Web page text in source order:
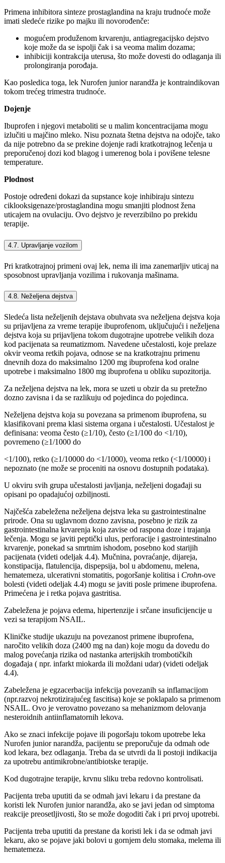
Primena inhibitora sinteze prostaglandina na kraju trudnoće može
imati sledeće rizike po majku ili novorođenče:
mogućem produženom krvarenju, antiagregacijsko dejstvo
koje može da se ispolji čak i sa veoma malim dozama;
inhibiciji kontrakcija uterusa, što može dovesti do odlaganja ili
prolongiranja porođaja.
Kao posledica toga, lek Nurofen junior narandža je kontraindikovan
tokom trećeg trimestra trudnoće.
Dojenje
Ibuprofen i njegovi metaboliti se u malim koncentracijama mogu
izlučiti u majčino mleko. Nisu poznata štetna dejstva na odojče, tako
da nije potrebno da se prekine dojenje radi kratkotrajnog lečenja u
preporučenoj dozi kod blagog i umerenog bola i povišene telesne
temperature.
Plodnost
Postoje određeni dokazi da supstance koje inhibiraju sintezu
ciklooksigenaze/prostaglandina mogu smanjiti plodnost žena
uticajem na ovulaciju. Ovo dejstvo je reverzibilno po prekidu
terapije.
4.7. Upravljanje vozilom
Pri kratkotrajnoj primeni ovaj lek, nema ili ima zanemarljiv uticaj na
sposobnost upravljanja vozilima i rukovanja mašinama.
4.8. Neželjena dejstva
Sledeća lista neželjenih dejstava obuhvata sva neželjena dejstva koja
su prijavljena za vreme terapije ibuprofenom, uključujući i neželjena
dejstva koja su prijavljena tokom dugotrajne upotrebe velikih doza
kod pacijenata sa reumatizmom. Navedene učestalosti, koje prelaze
okvir veoma retkih pojava, odnose se na kratkotrajnu primenu
dnevnih doza do maksimalno 1200 mg ibuprofena kod oralne
upotrebe i maksimalno 1800 mg ibuprofena u obliku supozitorija.
Za neželjena dejstva na lek, mora se uzeti u obzir da su pretežno
dozno zavisna i da se razlikuju od pojedinca do pojedinca.
Neželjena dejstva koja su povezana sa primenom ibuprofena, su
klasifikovani prema klasi sistema organa i učestalosti. Učestalost je
definisana: veoma često (≥1/10), često (≥1/100 do <1/10),
povremeno (≥1/1000 do
<1/100), retko (≥1/10000 do <1/1000), veoma retko (<1/10000) i
nepoznato (ne može se proceniti na osnovu dostupnih podataka).
U okviru svih grupa učestalosti javljanja, neželjeni događaji su
opisani po opadajućoj ozbiljnosti.
Najčešća zabeležena neželjena dejstva leka su gastrointestinalne
prirode. Ona su uglavnom dozno zavisna, posebno je rizik za
gastrointestinalna krvarenja koja zavise od raspona doze i trajanja
lečenja. Mogu se javiti peptički ulus, perforacije i gastrointestinalno
krvarenje, ponekad sa smrtnim ishodom, posebno kod starijih
pacijenata (videti odeljak 4.4). Mučnina, povraćanje, dijareja,
konstipacija, flatulencija, dispepsija, bol u abdomenu, melena,
hematemeza, ulcerativni stomatitis, pogoršanje kolitisa i Crohn-ove
bolesti (videti odeljak 4.4) mogu se javiti posle primene ibuprofena.
Primećena je i retka pojava gastritisa.
Zabeležena je pojava edema, hipertenzije i srčane insuficijencije u
vezi sa terapijom NSAIL.
Kliničke studije ukazuju na povezanost primene ibuprofena,
naročito velikih doza (2400 mg na dan) koje mogu da dovedu do
malog povećanja rizika od nastanka arterijskih trombotičkih
događaja ( npr. infarkt miokarda ili moždani udar) (videti odeljak
4.4).
Zabeležena je egzacerbacija infekcija povezanih sa inflamacijom
(npr.razvoj nekrotizirajućeg fascitisa) koje se poklapalo sa primenom
NSAIL. Ovo je verovatno povezano sa mehanizmom delovanja
nesteroidnih antiinflamatornih lekova.
Ako se znaci infekcije pojave ili pogoršaju tokom upotrebe leka
Nurofen junior narandža, pacijentu se preporučuje da odmah ode
kod lekara, bez odlaganja. Treba da se utvrdi da li postoji indikacija
za upotrebu antimikrobne/antibiotske terapije.
Kod dugotrajne terapije, krvnu sliku treba redovno kontrolisati.
Pacijenta treba uputiti da se odmah javi lekaru i da prestane da
koristi lek Nurofen junior narandža, ako se javi jedan od simptoma
reakcije preosetljivosti, što se može dogoditi čak i pri prvoj upotrebi.
Pacijenta treba uputiti da prestane da koristi lek i da se odmah javi
lekaru, ako se pojave jaki bolovi u gornjem delu stomaka, melema ili
hematemeza.